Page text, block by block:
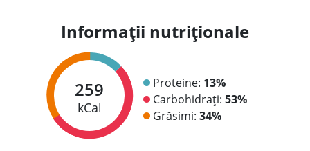
Informații nutriționale
259
kCal
Proteine: 13%
Carbohidrați: 53%
Grăsimi: 34%